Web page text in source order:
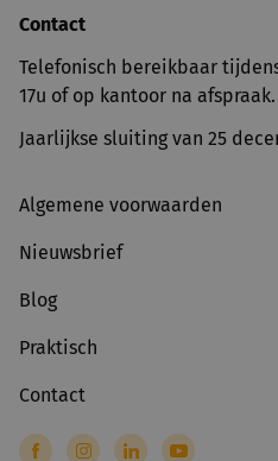
Contact
Telefonisch bereikbaar
17u of op kantoor na afspraak.
Jaarlijkse sluiting van 25
Algemene voorwaarden
Nieuwsbrief
Blog
Praktisch
Contact